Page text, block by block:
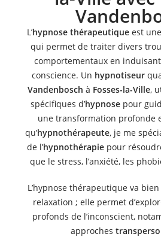
L’hypnose thérapeutiqueest
qui permet de traiter divers
comportementaux en
conscience. Un hypnotiseur
Vandenbosch à Fosses-la-Ville,
spécifiques d’hypnosepour
une transformation profonde
qu’hypnothérapeute, je me
de l’hypnothérapie pour
que le stress, l’anxiété, les
L’hypnose thérapeutique va
relaxation ; elle permet
profonds de l’inconscient,
approches